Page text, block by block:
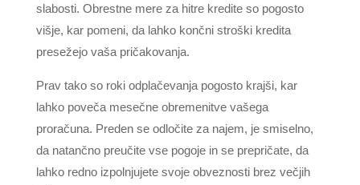
slabosti. Obrestne mere za hitre kredite so pogosto
višje, kar pomeni, da lahko končni stroški kredita
presežejo vaša pričakovanja.
Prav tako so roki odplačevanja pogosto krajši, kar
lahko poveča mesečne obremenitve vašega
proračuna. Preden se odločite za najem, je smiselno,
da natančno preučite vse pogoje in se prepričate, da
lahko redno izpolnjujete svoje obveznosti brez večjih